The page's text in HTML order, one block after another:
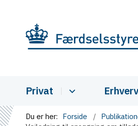
Privat Erhverv
Du er her: Forside